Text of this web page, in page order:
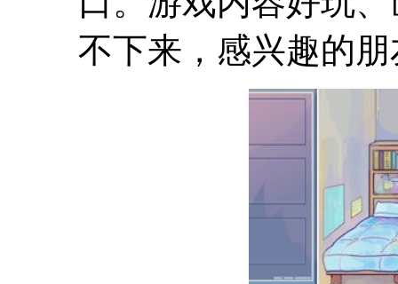
不下来，感兴趣的